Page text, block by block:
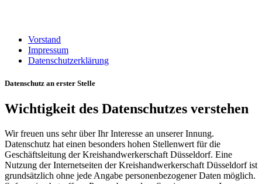
Vorstand
Impressum
Datenschutzerklärung
Datenschutz an erster Stelle
Wichtigkeit des Datenschutzes verstehen
Wir freuen uns sehr über Ihr Interesse an unserer Innung.
Datenschutz hat einen besonders hohen Stellenwert für die
Geschäftsleitung der Kreishandwerkerschaft Düsseldorf. Eine
Nutzung der Internetseiten der Kreishandwerkerschaft Düsseldorf ist
grundsätzlich ohne jede Angabe personenbezogener Daten möglich.